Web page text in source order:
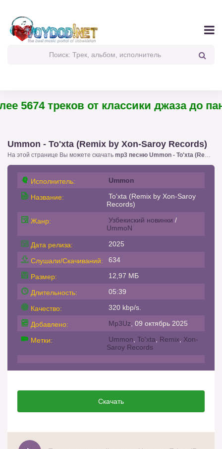
треков от классики джаза до панк-
Ummon - To'xta (Remix by Xon-Saroy Records)
На этой странице Вы можете скачать mp3 песню Ummon - To'xta (Remix by Xon-Saroy Records)
Исполнитель: Ummon
Название:
To'xta (Remix by Xon-Saroy
Records)
Жанр: Узбекиский новинки /
UmmoN
Дата релиза: 2025
Слушали/Скачиваний: 634
Размер: 12,97 МБ
Длительность: 05:39
Качество: 320 kbp/s.
Добавлено: Mp3Uz , 09 октябрь 2025
Метки: Ummon To'xta Remix
Xon-
Saroy Records
Скачать